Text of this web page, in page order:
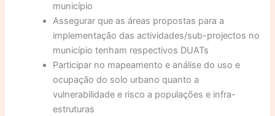
município
Assegurar que as áreas propostas para a
implementação das actividades/sub-projectos no
município tenham respectivos DUATs
Participar no mapeamento e análise do uso e
ocupação do solo urbano quanto a
vulnerabilidade e risco a populações e infra-
estruturas